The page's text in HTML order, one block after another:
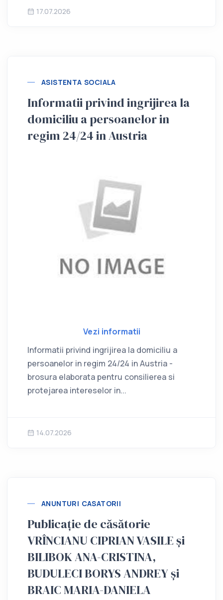
17.07.2026
ASISTENTA SOCIALA
Informatii privind ingrijirea la
domiciliu a persoanelor in
regim 24/24 in Austria
Vezi informatii
Informatii privind ingrijirea la domiciliu a
persoanelor in regim 24/24 in Austria -
brosura elaborata pentru consilierea si
protejarea intereselor in...
14.07.2026
ANUNTURI CASATORII
Publicație de căsătorie
VRÎNCIANU CIPRIAN VASILE și
BILIBOK ANA-CRISTINA,
BUDULECI BORYS ANDREY și
BRAIC MARIA-DANIELA